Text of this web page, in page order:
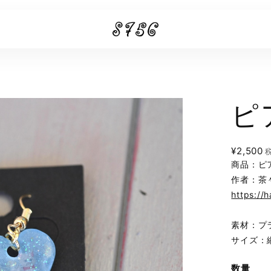
ピ
¥2,500
商品：ピ
作者：茶
https://
素材：プ
サイズ：
数量